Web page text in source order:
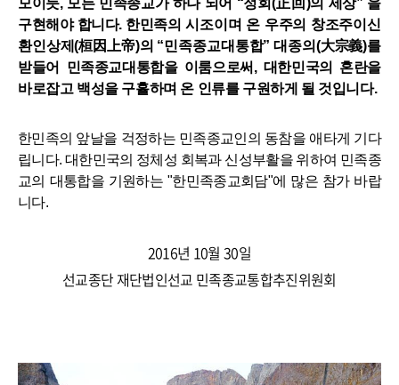
모이듯, 모든 민족종교가 하나 되어 “정회(正回 )의 세상” 을
구현해야 합니다. 한민족의 시조이며 온 우주의 창조주이신
환인상제(桓因上帝)의 “민족종교대통합”대종의 (大宗義)를
받들어 민족종교대통합을 이룸으로써 , 대한민국의 혼란을
바로잡고 백성을 구휼하며 온 인류를 구원하게 될 것입니다.
한민족의 앞날을 걱정하는 민족종교인의 동참을 애타게 기다
립니다. 대한민국의 정체성 회복과 신성부활을 위하여 민족종
교의 대통합을 기원하는 "한민족종교회담"에 많은 참가 바랍
니다.
2016년 10월 30일
선교종단 재단법인선교 민족종교통합추진위원회